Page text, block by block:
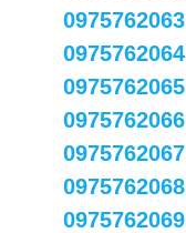
0975762063
0975762064
0975762065
0975762066
0975762067
0975762068
0975762069